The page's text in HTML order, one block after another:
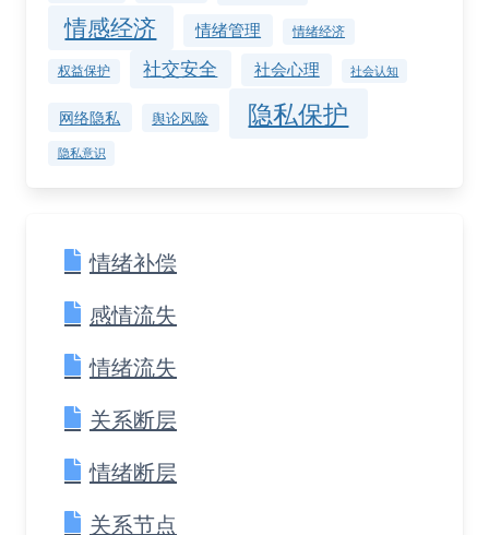
情感经济 情绪管理 情绪经济
权益保护 社交安全 社会心理 社会认知
网络隐私 舆论风险 隐私保护
隐私意识
情绪补偿
感情流失
情绪流失
关系断层
情绪断层
关系节点